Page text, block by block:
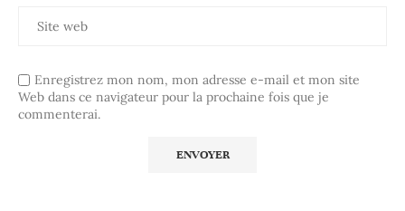
Enregistrez mon nom, mon adresse e-mail et mon site
Web dans ce navigateur pour la prochaine fois que je
commenterai.